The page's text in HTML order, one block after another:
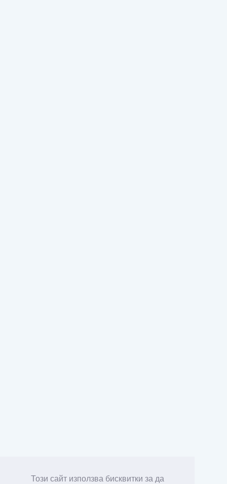
Този сайт използва бисквитки за да